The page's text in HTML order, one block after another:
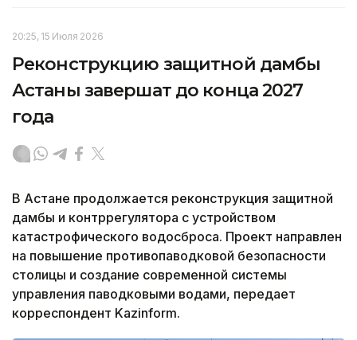
20:25, 15 Июля 2026
Реконструкцию защитной дамбы
Астаны завершат до конца 2027
года
В Астане продолжается реконструкция защитной
дамбы и контррегулятора с устройством
катастрофического водосброса. Проект направлен
на повышение противопаводковой безопасности
столицы и создание современной системы
управления паводковыми водами, передает
корреспондент Kazinform.